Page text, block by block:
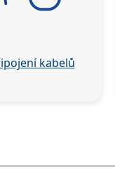
kabelů